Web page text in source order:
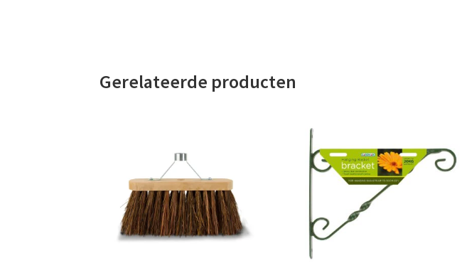
Gerelateerde producten